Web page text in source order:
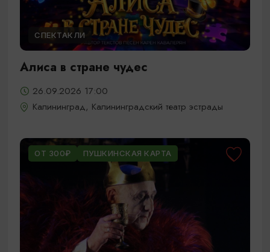
СПЕКТАКЛИ
Алиса в стране чудес
26.09.2026 17:00
Калининград, Калининградский театр эстрады
ОТ 300₽ ПУШКИНСКАЯ КАРТА